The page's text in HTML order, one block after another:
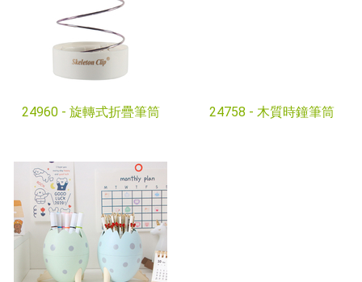
24960 - 旋轉式折疊筆筒 24758 - 木質時鐘筆筒